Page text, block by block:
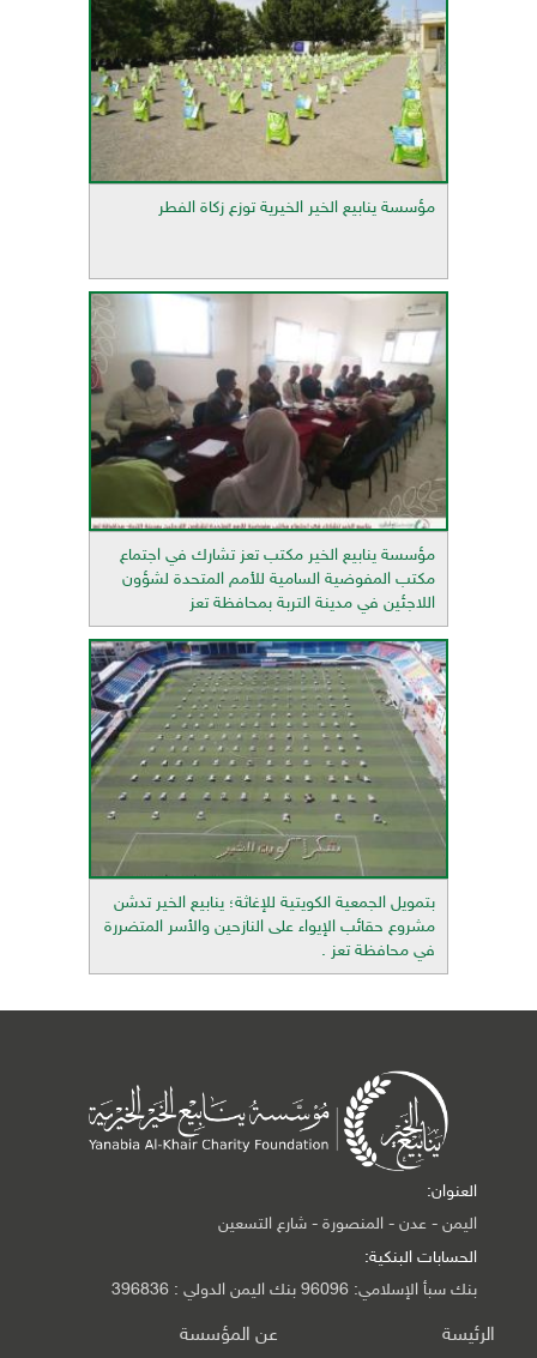
مؤسسة ينابيع الخير الخيرية توزع زكاة الفطر
مؤسسة ينابيع الخير مكتب تعز تشارك في اجتماع
مكتب المفوضية السامية للأمم المتحدة لشؤون
اللاجئين في مدينة التربة بمحافظة تعز
بتمويل الجمعية الكويتية للإغاثة؛ ينابيع الخير تدشن
مشروع حقائب الإيواء على النازحين والأسر المتضررة
في محافظة تعز .
العنوان:
اليمن - عدن - المنصورة - شارع التسعين
الحسابات البنكية:
بنك سبأ الإسلامي: 96096 بنك اليمن الدولي : 396836
الرئيسة عن المؤسسة